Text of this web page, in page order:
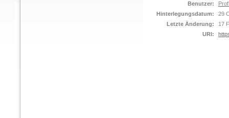
Benutzer:
Hinterlegungsdatum:
29
Letzte Änderung:
17
URI: